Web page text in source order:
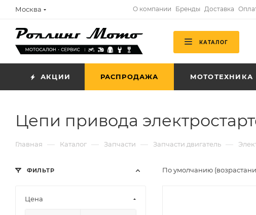
Москва О компании Бренды Доставка
КАТАЛОГ
АКЦИИ РАСПРОДАЖА МОТОТЕХНИКА
Цепи привода
Главная — Каталог — Запчасти — Запчасти двигатель —
По умолчанию
ФИЛЬТР
Цена